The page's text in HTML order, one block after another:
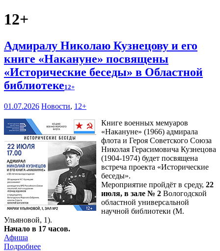
12+
Адмиралу Николаю Кузнецову и его
книге «Накануне» посвящены
«Исторические беседы» в Областной
библиотеке12+
01.07.2026 Новости, 12+
Книге военных мемуаров
«Накануне» (1966) адмирала
флота и Героя Советского Союза
Николая Герасимовича Кузнецова
(1904-1974) будет посвящена
встреча проекта «Исторические
беседы».
Мероприятие пройдёт в среду, 22
июля, в зале № 2 Вологодской
областной универсальной
научной библиотеки (М.
Ульяновой, 1).
Начало в 17 часов.
Афиша
Подробнее